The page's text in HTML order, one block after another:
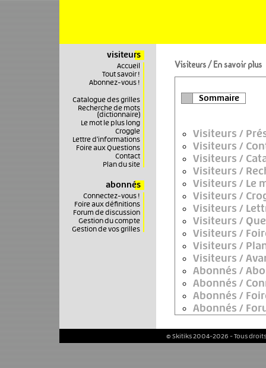
visiteurs
Accueil
Tout savoir !
Abonnez-vous !
Catalogue des grilles
Recherche de mots
(dictionnaire)
Le mot le plus long
Croggle
Lettre d'informations
Foire aux Questions
Contact
Plan du site
abonnés
Connectez-vous !
Foire aux définitions
Forum de discussion
Gestion du compte
Gestion de vos grilles
Visiteurs / En savoir plus
© Skitiks 2004-2026 - Tous